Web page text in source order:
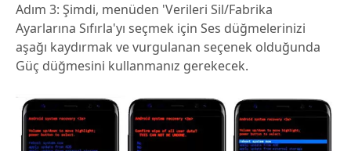
Adım 3: Şimdi, menüden 'Verileri Sil/Fabrika
Ayarlarına Sıfırla'yı seçmek için Ses düğmelerinizi
aşağı kaydırmak ve vurgulanan seçenek olduğunda
Güç düğmesini kullanmanız gerekecek.